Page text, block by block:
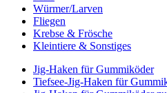
Würmer/Larven
Fliegen
Krebse & Frösche
Kleintiere & Sonstiges
Jig-Haken für Gummiköder
Tiefsee-Jig-Haken für